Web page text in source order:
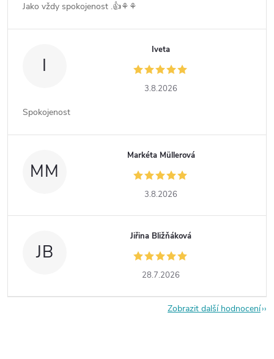
Jako vždy spokojenost .👍⚘️⚘️
I
Iveta
3.8.2026
Spokojenost
MM
Markéta Müllerová
3.8.2026
JB
Jiřina Bližňáková
28.7.2026
Zobrazit další hodnocení